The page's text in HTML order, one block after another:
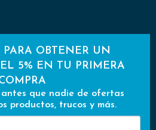
PARA OBTENER UN
5% EN TU PRIMERA
que nadie de ofertas
productos, trucos y más.